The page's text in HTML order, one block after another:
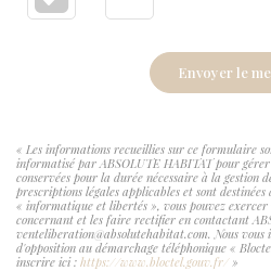
Envoyer le
« Les informations recueillies sur ce formulaire
informatisé par ABSOLUTE HABITAT pour
conservées pour la durée nécessaire à la gestion
prescriptions légales applicables et sont
« informatique et libertés », vous pouvez
concernant et les faire rectifier en contactant
venteliberation@absolutehabitat.com. Nous
d'opposition au démarchage téléphonique «
inscrire ici : https://www.bloctel.gouv.fr/»